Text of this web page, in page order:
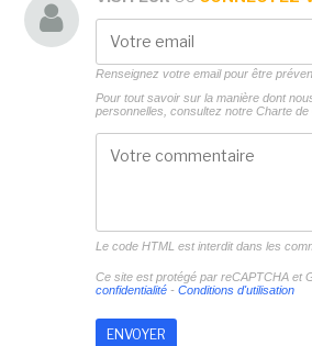
Renseignez votre email pour être
Pour tout savoir sur la manière dont
personnelles, consultez notre Charte de
Le code HTML est interdit dans les
Ce site est protégé par reCAPTCHA et
confidentialité- Conditions d'utilisation